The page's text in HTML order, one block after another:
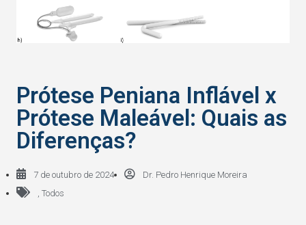
Prótese Peniana Inflável x
Prótese Maleável: Quais as
Diferenças?
7 de outubro de 2024
Dr. Pedro Henrique Moreira
, Todos